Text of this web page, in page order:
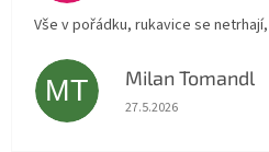
Vše v pořádku, rukavice se
MT Milan Tomandl
Hodnocení obchodu
27.5.2026